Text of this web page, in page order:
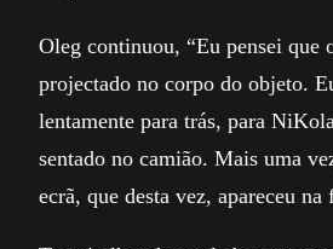
Oleg continuou, “Eu pensei que
projectado no corpo do objeto.
lentamente para trás, para
sentado no camião. Mais uma
ecrã, que desta vez, apareceu